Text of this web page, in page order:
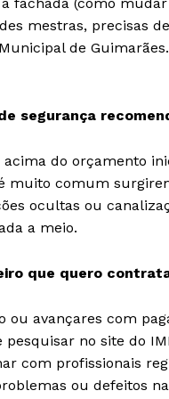
fachada (como
mestras, precisas
de
segurança
acima do orçamento
muito comum
ocultas ou
a meio.
que quero
avançares com
no site do
com profissionais
ou defeitos